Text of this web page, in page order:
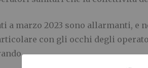
a marzo 2023 sono allarmanti,
con gli occhi degli